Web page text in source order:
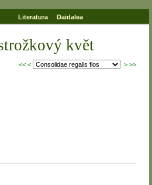
Literatura Daidalea
květ
<< < > >>